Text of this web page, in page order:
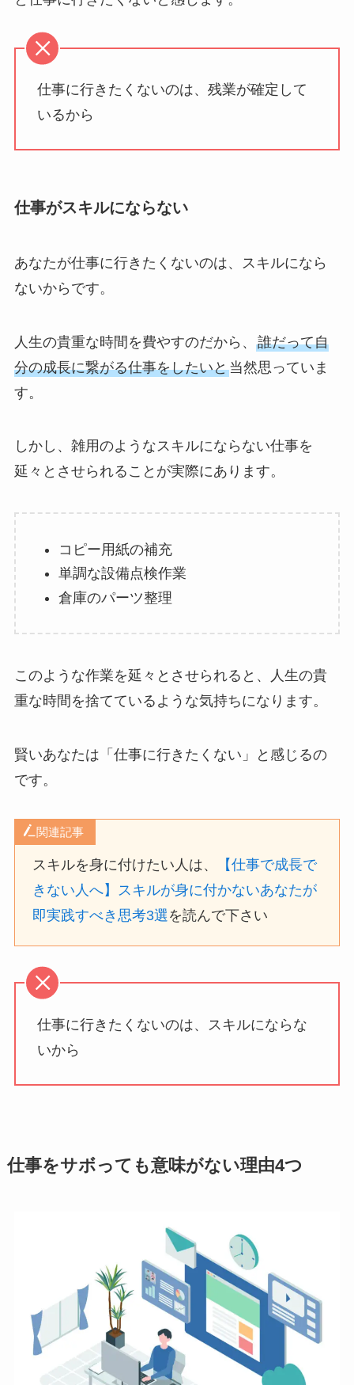
仕事に行きたくないのは、残業が確定して
いるから
仕事がスキルにならない
あなたが仕事に行きたくないのは、スキルになら
ないからです。
人生の貴重な時間を費やすのだから、 誰だって自
分の成長に繋がる仕事をしたいと当然思っていま
す。
しかし、雑用のようなスキルにならない仕事を
延々とさせられることが実際にあります。
コピー用紙の補充
単調な設備点検作業
倉庫のパーツ整理
このような作業を延々とさせられると、人生の貴
重な時間を捨てているような気持ちになります。
賢いあなたは「仕事に行きたくない」と感じるの
です。
関連記事
スキルを身に付けたい人は、
【仕事で成長で
きない人へ】スキルが身に付かないあなたが
即実践すべき思考3選 を読んで下さい
仕事に行きたくないのは、スキルにならな
いから
仕事をサボっても意味がない理由4つ